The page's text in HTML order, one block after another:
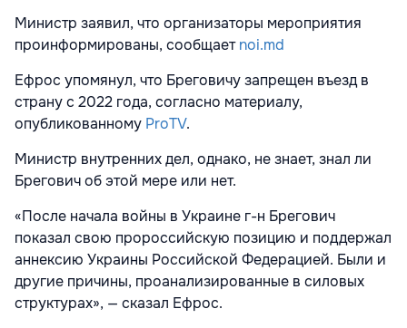
Министр заявил, что организаторы мероприятия
проинформированы, сообщаетnoi.md
Ефрос упомянул, что Бреговичу запрещен въезд в
страну с 2022 года, согласно материалу,
опубликованному ProTV.
Министр внутренних дел, однако, не знает, знал ли
Брегович об этой мере или нет.
«После начала войны в Украине г-н Брегович
показал свою пророссийскую позицию и поддержал
аннексию Украины Российской Федерацией. Были и
другие причины, проанализированные в силовых
структурах», — сказал Ефрос.